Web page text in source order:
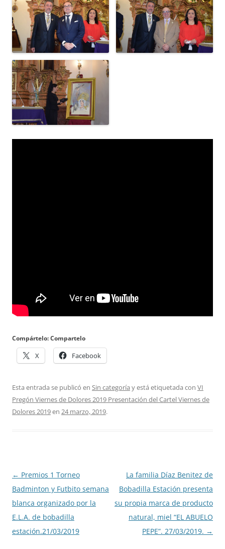
Compártelo: Compartelo
X Facebook
Esta entrada se publicó en Sin categoría y está etiquetada con VI
Pregón Viernes de Dolores 2019 Presentación del Cartel Viernes de
Dolores 2019en 24 marzo, 2019.
Navegación
de
entradas
← Premios 1 Torneo
Badminton y Futbito semana
blanca organizado por la
E.L.A. de bobadilla
estación.21/03/2019
La familia Díaz Benitez de
Bobadilla Estación presenta
su propia marca de producto
natural, miel “EL ABUELO
PEPE”. 27/03/2019. →